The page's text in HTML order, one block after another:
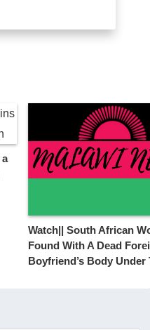
Watch|| South African
Found With A Dead
Boyfriend’s Body Under